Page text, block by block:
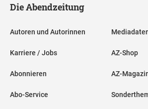
Die Abendzeitung
Autoren und Autorinnen
Karriere / Jobs
Abonnieren
Abo-Service
AZ-Shop
AZ-